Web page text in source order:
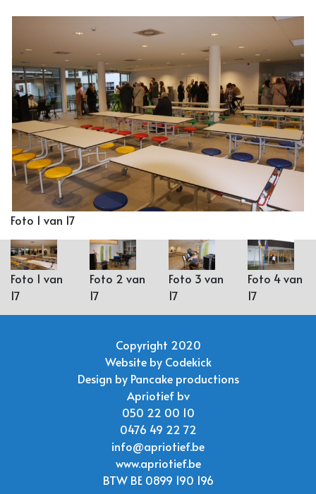
Foto 1 van 17
Foto 1 van
17
Foto 2 van
17
Foto 3 van
17
Foto 4 van
17
Copyright 2020
Website by Codekick
Design by Pancake productions
Apriotief bv
050 22 00 10
0476 49 22 72
info@apriotief.be
www.apriotief.be
BTW BE 0899 190 196